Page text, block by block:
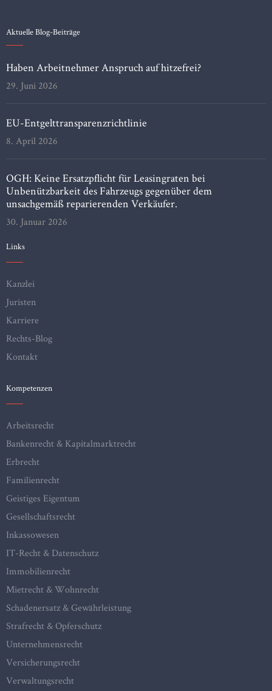
Aktuelle Blog-Beiträge
Haben Arbeitnehmer Anspruch auf hitzefrei?
29. Juni 2026
EU-Entgelttransparenzrichtlinie
8. April 2026
OGH: Keine Ersatzpflicht für Leasingraten bei
Unbenützbarkeit des Fahrzeugs gegenüber dem
unsachgemäß reparierenden Verkäufer.
30. Januar 2026
Links
Kanzlei
Juristen
Karriere
Rechts-Blog
Kontakt
Kompetenzen
Arbeitsrecht
Bankenrecht & Kapitalmarktrecht
Erbrecht
Familienrecht
Geistiges Eigentum
Gesellschaftsrecht
Inkassowesen
IT-Recht & Datenschutz
Immobilienrecht
Mietrecht & Wohnrecht
Schadenersatz & Gewährleistung
Strafrecht & Opferschutz
Unternehmensrecht
Versicherungsrecht
Verwaltungsrecht